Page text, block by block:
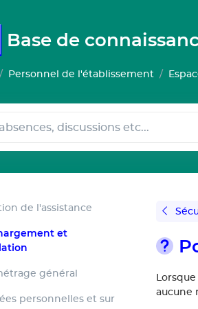
Base de
Personnel de l'établissement
de l'assistance
et
général
personnelles et sur
aucune